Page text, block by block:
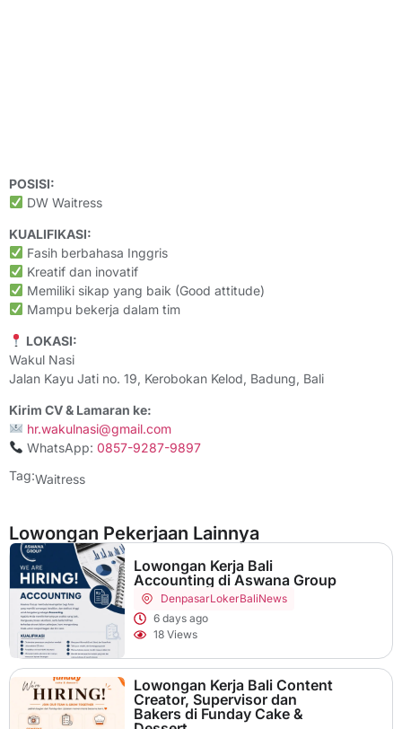
POSISI:
DW Waitress
KUALIFIKASI:
Fasih berbahasa Inggris
Kreatif dan inovatif
Memiliki sikap yang baik (Good attitude)
Mampu bekerja dalam tim
LOKASI:
Wakul Nasi
Jalan Kayu Jati no. 19, Kerobokan Kelod, Badung, Bali
Kirim CV & Lamaran ke:
hr.wakulnasi@gmail.com
WhatsApp: 0857-9287-9897
Tag:Waitress
Lowongan Pekerjaan Lainnya
Lowongan Kerja Bali
Accounting di Aswana Group
DenpasarLokerBaliNews
6 days ago
18 Views
Lowongan Kerja Bali Content
Creator, Supervisor dan
Bakers di Funday Cake &